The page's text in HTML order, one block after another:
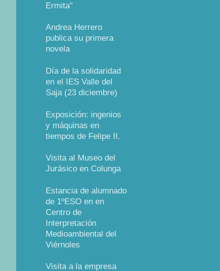
Ermita"
Andrea Herrero
publica su primera
novela
Día de la solidaridad
en el IES Valle del
Saja (23 diciembre)
Exposición: ingenios
y máquinas en
tiempos de Felipe II.
Visita al Museo del
Jurásico en Colunga
Estancia de alumnado
de 1ºESO en en
Centro de
Interpretación
Medioambiental del
Viérnoles
Visita a la empresa